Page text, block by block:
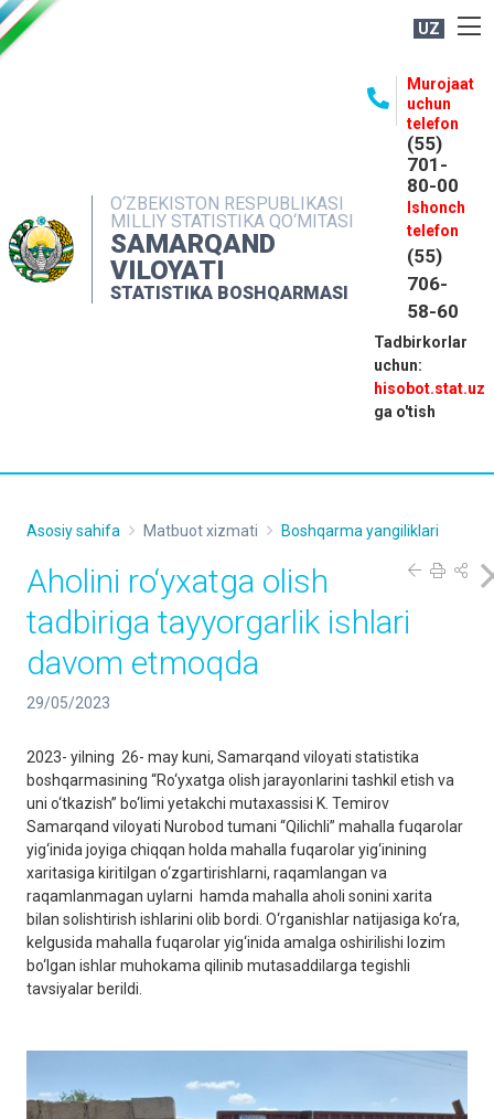
UZ
O‘ZBEKISTON RESPUBLIKASI
MILLIY STATISTIKA QO‘MITASI
SAMARQAND
VILOYATI
STATISTIKA BOSHQARMASI
Murojaat
uchun
telefon
(55)
701-
80-00
Ishonch
telefon
(55)
706-
58-60
Tadbirkorlar
uchun:
hisobot.stat.uz
ga o'tish
MATBUOT XIZMATI
MUROJAATLAR
KONTAKTLAR
Asosiy sahifa Matbuot xizmati Boshqarma yangiliklari
Aholini ro‘yxatga olish
tadbiriga tayyorgarlik ishlari
davom etmoqda
29/05/2023
2023- yilning 26- may kuni, Samarqand viloyati statistika
boshqarmasining “Ro‘yxatga olish jarayonlarini tashkil etish va
uni o‘tkazish” bo‘limi yetakchi mutaxassisi K. Temirov
Samarqand viloyati Nurobod tumani “Qilichli” mahalla fuqarolar
yig‘inida joyiga chiqqan holda mahalla fuqarolar yig‘inining
xaritasiga kiritilgan o‘zgartirishlarni, raqamlangan va
raqamlanmagan uylarni hamda mahalla aholi sonini xarita
bilan solishtirish ishlarini olib bordi. O‘rganishlar natijasiga ko‘ra,
kelgusida mahalla fuqarolar yig‘inida amalga oshirilishi lozim
bo‘lgan ishlar muhokama qilinib mutasaddilarga tegishli
tavsiyalar berildi.